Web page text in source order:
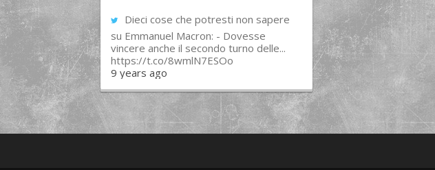
Dieci cose che potresti non sapere
su Emmanuel Macron: - Dovesse
vincere anche il secondo turno delle...
https://t.co/8wmlN7ESOo
9 years ago